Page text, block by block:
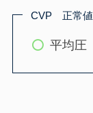
CVP 正常値
平均圧